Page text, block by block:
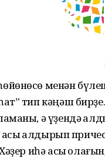
менән
тип кәңәш бирҙе.
ә үҙендә
ҡалдырып
иһә асыҡ